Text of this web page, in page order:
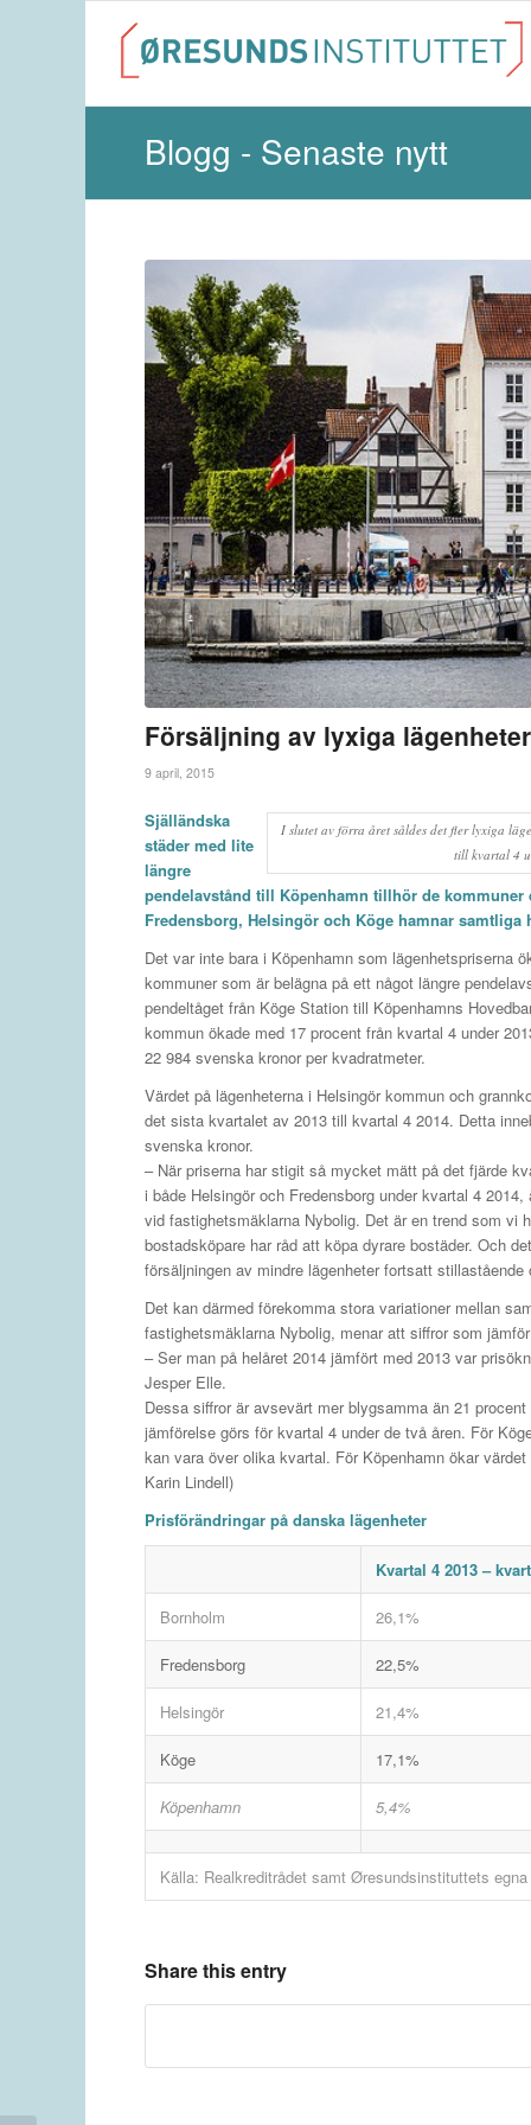
Blogg - Senaste nytt
Försäljning av lyxiga
9 april, 2015
I slutet av förra året såldes det fler lyxiga
till kvartal 4
Själländska
städer med lite
längre
pendelavstånd till Köpenhamn tillhör de kommuner
Fredensborg, Helsingör och Köge hamnar samtliga
Det var inte bara i Köpenhamn som lägenhetspriserna
kommuner som är belägna på ett något längre
pendeltåget från Köge Station till Köpenhamns
kommun ökade med 17 procent från kvartal 4 under
22 984 svenska kronor per kvadratmeter.
Värdet på lägenheterna i Helsingör kommun och
det sista kvartalet av 2013 till kvartal 4 2014. Detta
svenska kronor.
– När priserna har stigit så mycket mätt på det fjärde
i både Helsingör och Fredensborg under kvartal 4
vid fastighetsmäklarna Nybolig. Det är en trend som vi
bostadsköpare har råd att köpa dyrare bostäder. Och
försäljningen av mindre lägenheter fortsatt
Det kan därmed förekomma stora variationer mellan
fastighetsmäklarna Nybolig, menar att siffror som
– Ser man på helåret 2014 jämfört med 2013 var
Jesper Elle.
Dessa siffror är avsevärt mer blygsamma än 21
jämförelse görs för kvartal 4 under de två åren. För
kan vara över olika kvartal. För Köpenhamn ökar
Karin Lindell)
Prisförändringar på danska lägenheter
Kvartal 4 2013 –
Bornholm 26,1%
Fredensborg 22,5%
Helsingör 21,4%
Köge 17,1%
Köpenhamn 5,4%
Källa: Realkreditrådet samt Øresundsinstituttets egna
Share this entry